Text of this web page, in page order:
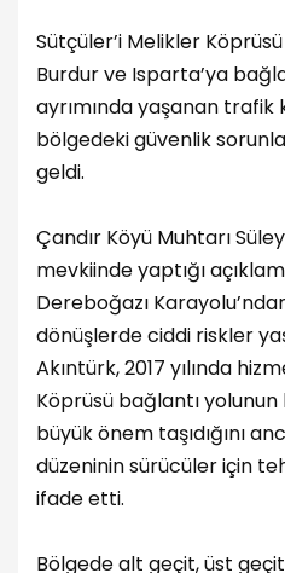
Sütçüler’i Melikler
Burdur ve Isparta’ya
ayrımında yaşanan trafik
bölgedeki güvenlik
geldi.
Çandır Köyü Muhtarı
mevkiinde yaptığı
Dereboğazı
dönüşlerde ciddi riskler
Akıntürk, 2017 yılında
Köprüsü bağlantı yolunun
büyük önem taşıdığını
düzeninin sürücüler için
ifade etti.
Bölgede alt geçit, üst